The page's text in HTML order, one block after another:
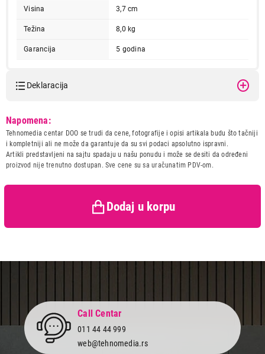
Visina 3,7 cm
Težina 8,0 kg
Garancija 5 godina
Deklaracija
Naziv i vrsta robe:
UGRADNA PLOCA
Uvoznik:
Beko Balkans d.o.o.
Zemlja porekla:
Turska
kupaca po osnovu zakona o
Napomena:
Tehnomedia centar DOO se trudi da cene, fotografije i opisi artikala budu što tačniji
i kompletniji ali ne može da garantuje da su svi podaci apsolutno ispravni.
Artikli predstavljeni na sajtu spadaju u našu ponudu i može se desiti da određeni
proizvod nije trenutno dostupan. Sve cene su sa uračunatim PDV-om.
Dodaj u korpu
BEKO HIC 64102
Proizvod je dodat u korpu.
Ukupno u korpi:0,00
Nastavi kupovinu
Call Centar
011 44 44 999
web@tehnomedia.rs